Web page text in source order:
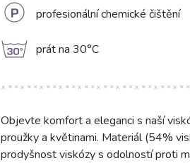
L profesionální chemické čištění
g prát na 30°C
Objevte komfort a eleganci s naší
proužky a květinami. Materiál (54%
prodyšnost viskózy s odolností proti